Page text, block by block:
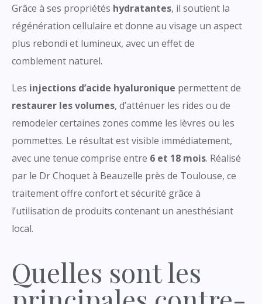
Grâce à ses propriétés hydratantes, il soutient la
régénération cellulaire et donne au visage un aspect
plus rebondi et lumineux, avec un effet de
comblement naturel.
Les injections d’acide hyaluronique permettent de
restaurer les volumes, d’atténuer les rides ou de
remodeler certaines zones comme les lèvres ou les
pommettes. Le résultat est visible immédiatement,
avec une tenue comprise entre 6 et 18 mois. Réalisé
par le Dr Choquet à Beauzelle près de Toulouse, ce
traitement offre confort et sécurité grâce à
l’utilisation de produits contenant un anesthésiant
local.
Quelles sont les